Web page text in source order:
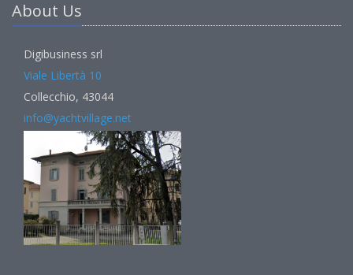
About Us
Digibusiness srl
Viale Libertà 10
Collecchio, 43044
info@yachtvillage.net